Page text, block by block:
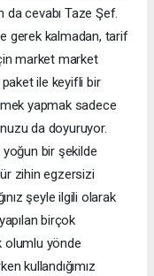
da cevabı Taze Şef.
gerek kalmadan, tarif
market market
ile keyifli bir
yapmak sadece
da doyuruyor.
yoğun bir şekilde
zihin egzersizi
şeyle ilgili olarak
birçok
olumlu yönde
kullandığımız